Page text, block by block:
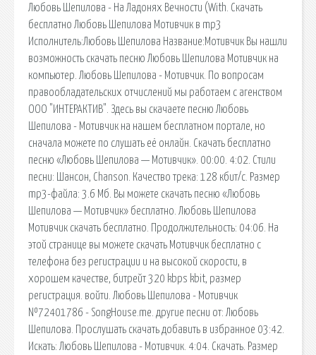
Любовь Шепилова - На Ладонях Вечности (With. Скачать
бесплатно Любовь Шепилова Мотивчик в mp3
Исполнитель:Любовь Шепилова Название:Мотивчик Вы нашли
возможность скачать песню Любовь Шепилова Мотивчик на
компьютер. Любовь Шепилова - Мотивчик. По вопросам
правообладательских отчислений мы работаем с агенством
ООО "ИНТЕРАКТИВ". Здесь вы скачаете песню Любовь
Шепилова - Мотивчик на нашем бесплатном портале, но
сначала можете по слушать её онлайн. Скачать бесплатно
песню «Любовь Шепилова — Мотивчик». 00:00. 4:02. Стили
песни: Шансон, Chanson. Качество трека: 128 кбит/с. Размер
mp3-файла: 3.6 Мб. Вы можете скачать песню «Любовь
Шепилова — Мотивчик» бесплатно. Любовь Шепилова
Мотивчик скачать бесплатно. Продолжительность: 04:06. На
этой странице вы можете скачать Мотивчик бесплатно с
телефона без регистрации и на высокой скорости, в
хорошем качестве, битрейт 320 kbps kbit, размер
регистрация. войти. Любовь Шепилова - Мотивчик
№72401786 - SongHouse.me. другие песни от: Любовь
Шепилова. Прослушать скачать добавить в избранное 03:42.
Искать: Любовь Шепилова - Мотивчик. 4:04. Скачать. Размер